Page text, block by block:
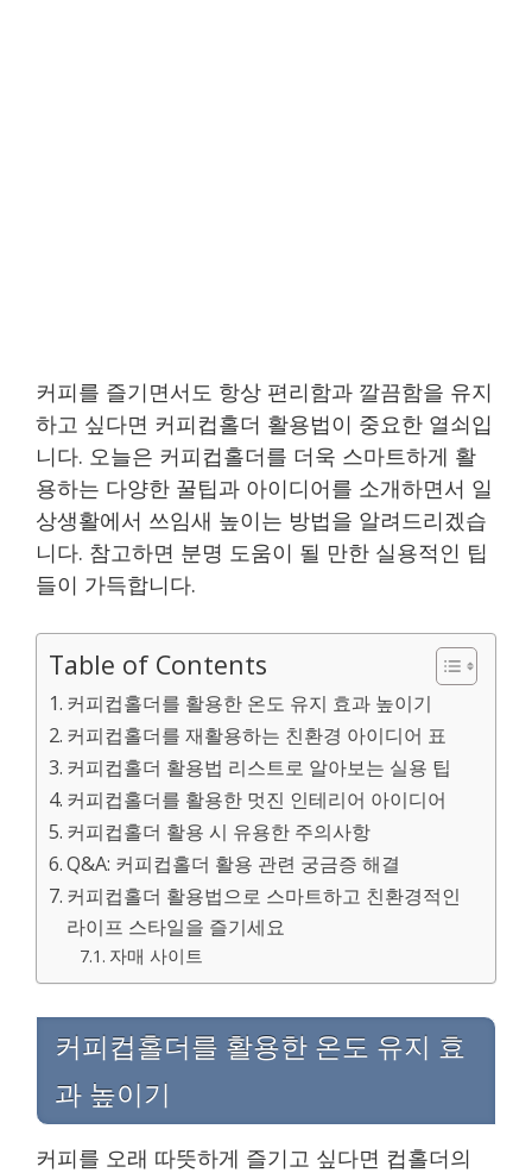
커피를 즐기면서도 항상 편리함과 깔끔함을 유지
하고 싶다면 커피컵홀더 활용법이 중요한 열쇠입
니다. 오늘은 커피컵홀더를 더욱 스마트하게 활
용하는 다양한 꿀팁과 아이디어를 소개하면서 일
상생활에서 쓰임새 높이는 방법을 알려드리겠습
니다. 참고하면 분명 도움이 될 만한 실용적인 팁
들이 가득합니다.
Table of Contents
커피컵홀더를 활용한 온도 유지 효과 높이기
커피컵홀더를 재활용하는 친환경 아이디어 표
커피컵홀더 활용법 리스트로 알아보는 실용 팁
커피컵홀더를 활용한 멋진 인테리어 아이디어
커피컵홀더 활용 시 유용한 주의사항
Q&A: 커피컵홀더 활용 관련 궁금증 해결
커피컵홀더 활용법으로 스마트하고 친환경적인
라이프 스타일을 즐기세요
자매 사이트
커피컵홀더를 활용한 온도 유지 효
과 높이기
커피를 오래 따뜻하게 즐기고 싶다면 컵홀더의